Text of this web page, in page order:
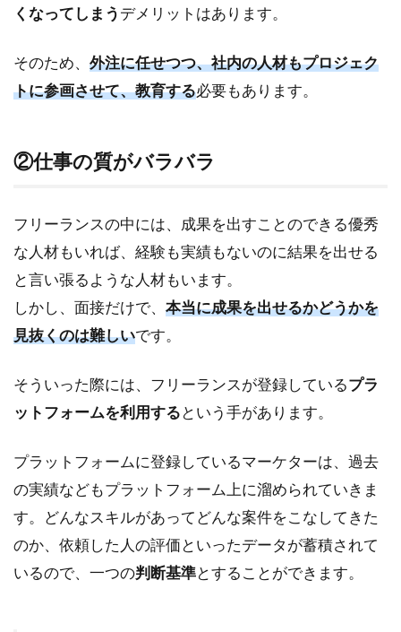
くなってしまうデメリットはあります。
そのため、 外注に任せつつ、社内の人材もプロジェク
トに参画させて、教育する必要もあります。
②仕事の質がバラバラ
フリーランスの中には、成果を出すことのできる優秀
な人材もいれば、経験も実績もないのに結果を出せる
と言い張るような人材もいます。
しかし、面接だけで、 本当に成果を出せるかどうかを
見抜くのは難しいです。
そういった際には、フリーランスが登録しているプラ
ットフォームを利用するという手があります。
プラットフォームに登録しているマーケターは、過去
の実績などもプラットフォーム上に溜められていきま
す。どんなスキルがあってどんな案件をこなしてきた
のか、依頼した人の評価といったデータが蓄積されて
いるので、一つの判断基準とすることができます。